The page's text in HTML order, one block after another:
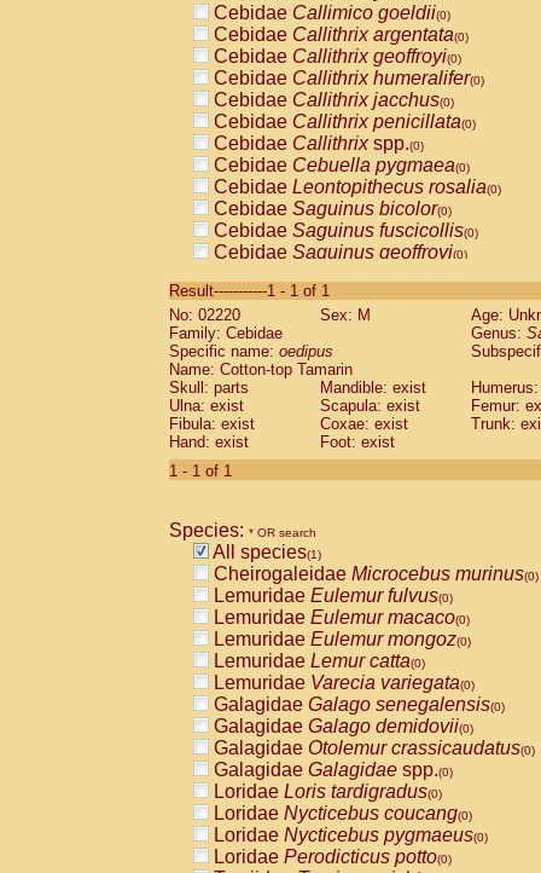
Cebidae Callimico goeldii(0)
Cebidae Callithrix argentata(0)
Cebidae Callithrix geoffroyi(0)
Cebidae Callithrix humeralifer(0)
Cebidae Callithrix jacchus(0)
Cebidae Callithrix penicillata(0)
Cebidae Callithrixspp.(0)
Cebidae Cebuella pygmaea(0)
Cebidae Leontopithecus rosalia(0)
Cebidae Saguinus bicolor(0)
Cebidae Saguinus fuscicollis(0)
Cebidae Saguinus geoffroyi(0)
CebidaeSaguinus labiatus(0)
Cebidae Saguinus leucopus (0)
Cebidae
CebidaeSaguinus mystax
Cebidae Saguinus nigricollis (0)
Cebidae Saguinus oedipus
Cebidae Saguinus weddelli
Cebidae Saguinusspp.
Cebidae
CebidaeCebus capucinus
CebidaeCebus nigrivittatus
CebidaeCebus spp.(0)
CebidaeSaimiri boliviensis(0)
CebidaeSaimiri sciureus(0)
AtelidaeAlouatta caraya(0)
AtelidaeAlouatta fusca(0)
AtelidaeAlouatta seniculus(0)
AtelidaeAlouattaspp.(0)
AtelidaeAteles belzebuth(0)
AtelidaeAteles geoffroyi(0)
AtelidaeAteles paniscus(0)
AtelidaeAtelesspp.(0)
AtelidaeLagothrix lagothricha(0)
AtelidaeLagothrix lagothricha cana
PitheciidaeCacajao calvus
Result-----------1 - 1 of 1
No: 02220
Sex: M
Age:
Family: Cebidae
Genus:
Specific name: oedipus
Name: Cotton-top Tamarin
Skull: parts
Mandible: exist
Ulna: exist
Scapula: exist
Femur:
Fibula: exist
Coxae: exist
Trunk:
Hand: exist
Foot: exist
1 - 1 of 1
Species: * OR search
All species(1)
Cheirogaleidae Microcebus murinus(0)
Lemuridae Eulemur fulvus(0)
Lemuridae Eulemur macaco(0)
Lemuridae Eulemur mongoz(0)
Lemuridae Lemur catta(0)
Lemuridae Varecia variegata(0)
Galagidae Galago senegalensis(0)
Galagidae Galago demidovii(0)
Galagidae Otolemur crassicaudatus(0)
Galagidae Galagidae spp.(0)
Loridae Loris tardigradus(0)
Loridae Nycticebus coucang(0)
Loridae Nycticebus pygmaeus(0)
Loridae Perodicticus potto(0)